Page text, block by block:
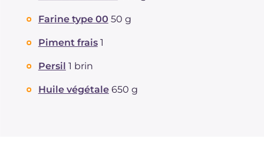
Farine type 00 50 g
Piment frais 1
Persil 1 brin
Huile végétale 650 g